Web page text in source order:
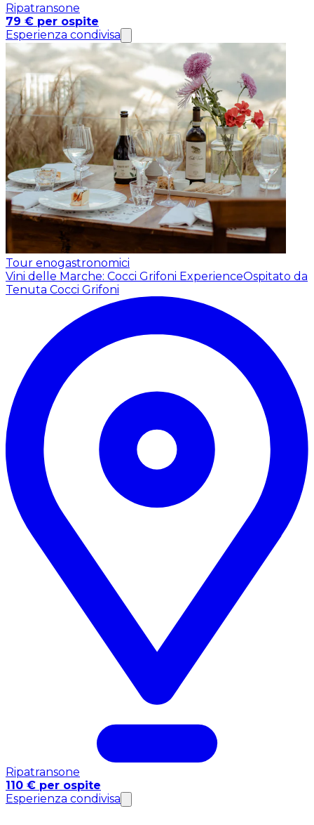
Ripatransone
79 € per ospite
Esperienza condivisa
Tour enogastronomici
Vini delle Marche: Cocci Grifoni ExperienceOspitato da
Tenuta Cocci Grifoni
Ripatransone
110 € per ospite
Esperienza condivisa